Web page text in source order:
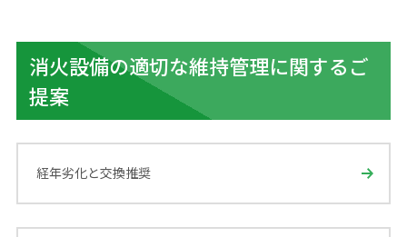
消火設備の適切な維持管理に関するご
提案
経年劣化と交換推奨